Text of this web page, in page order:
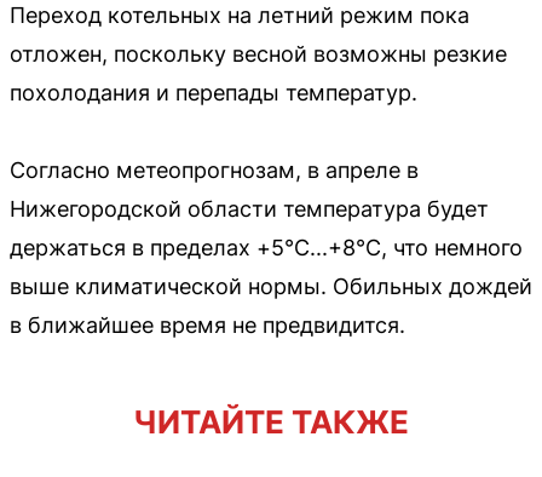
Переход котельных на летний режим пока
отложен, поскольку весной возможны резкие
похолодания и перепады температур.
Согласно метеопрогнозам, в апреле в
Нижегородской области температура будет
держаться в пределах +5°С...+8°С, что немного
выше климатической нормы. Обильных дождей
в ближайшее время не предвидится.
ЧИТАЙТЕ ТАКЖЕ